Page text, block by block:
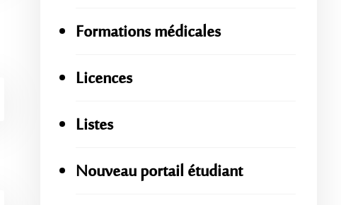
Formations médicales
Licences
Listes
Nouveau portail étudiant